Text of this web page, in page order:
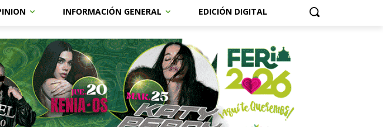
INFORMACIÓN GENERAL EDICIÓN DIGITAL